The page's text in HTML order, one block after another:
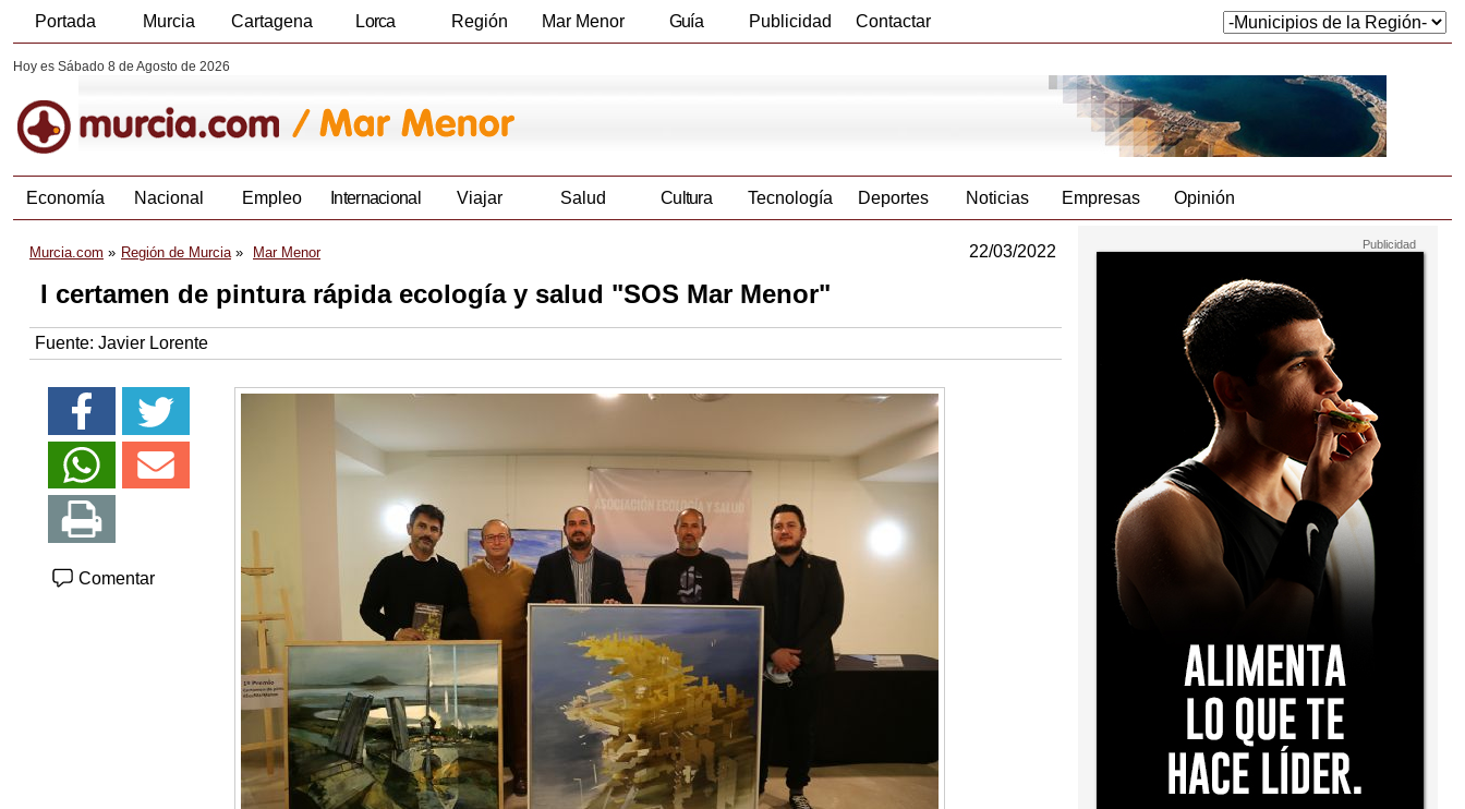
Portada Murcia Cartagena Lorca Región Mar Menor Guía Publicidad Contactar
Hoy es Sábado 8 de Agosto de 2026
Economía Nacional Empleo Internacional Viajar Salud Cultura Tecnología Deportes Noticias Empresas Opinión
Murcia.com Región de Murcia Mar Menor 22/03/2022
I certamen de pintura rápida ecología y salud "SOS Mar Menor"
Fuente: Javier Lorente
Comentar